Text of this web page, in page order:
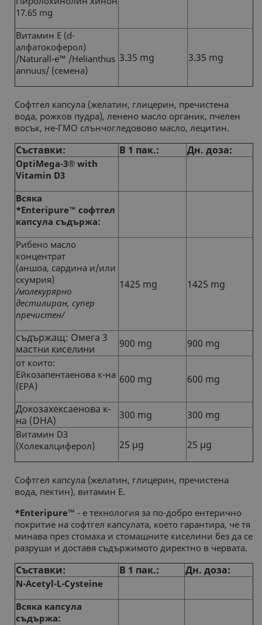
17.65 mg
Витамин Е (d-
алфатокoферол)
/Naturall-e™ /Helianthus
annuus/ (семена)
3.35 mg 3.35 mg
Софтгел капсула (желатин, глицерин, пречистена
вода, рожков пудра), ленено масло органик, пчелен
восък, не-ГМО слънчогледовово масло, лецитин.
Съставки: В 1 пак.: Дн. доза:
OptiMega-3® with
Vitamin D3
Всяка
*Enteripure™ софтгел
капсула съдържа:
Рибено масло
концентрат
(аншоа, сардина и/или
скумрия)
/молекурярно
дестилиран, супер
пречистен/
1425 mg 1425 mg
съдържащ: Омега 3
мастни киселини
900 mg 900 mg
от които:
Ейкозапентаенова к-на
(EPА)
600 mg 600 mg
Докозахексаенова к-
на (DHА)
300 mg 300 mg
Витамин D3
(Холекалциферол)
25 µg 25 µg
Софтгел капсула (желатин, глицерин, пречистена
вода, пектин), витамин Е.
*Enteripure™ - е технология за по-добро ентерично
покритие на софтгел капсулата, което гарантира, че тя
минава през стомаха и стомашните киселини без да се
разруши и доставя съдържимото директно в червата.
Съставки: В 1 пак.: Дн. доза:
N-Acetyl-L-Cysteine
Всяка капсула
съдържа: